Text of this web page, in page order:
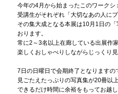
今年の4月から始まったこのワーク
受講生がそれぞれ「大切なあの人に
その集大成となる本展は10月1日の
おります。
常に2～3名以上在廊している出展作
楽しくおしゃべりしながらじっくり
7日の日曜日で会期終了となりますの
見ごたえたっぷりの写真集が20冊以
できるだけ時間に余裕をもってお越